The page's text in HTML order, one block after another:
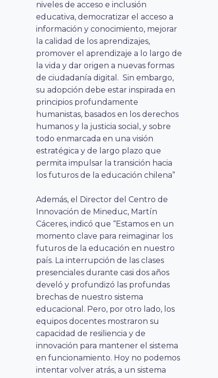
niveles de acceso e inclusión
educativa, democratizar el acceso a
información y conocimiento, mejorar
la calidad de los aprendizajes,
promover el aprendizaje a lo largo de
la vida y dar origen a nuevas formas
de ciudadanía digital. Sin embargo,
su adopción debe estar inspirada en
principios profundamente
humanistas, basados en los derechos
humanos y la justicia social, y sobre
todo enmarcada en una visión
estratégica y de largo plazo que
permita impulsar la transición hacia
los futuros de la educación chilena”
Además, el Director del Centro de
Innovación de Mineduc, Martín
Cáceres, indicó que “Estamos en un
momento clave para reimaginar los
futuros de la educación en nuestro
país. La interrupción de las clases
presenciales durante casi dos años
develó y profundizó las profundas
brechas de nuestro sistema
educacional. Pero, por otro lado, los
equipos docentes mostraron su
capacidad de resiliencia y de
innovación para mantener el sistema
en funcionamiento. Hoy no podemos
intentar volver atrás, a un sistema